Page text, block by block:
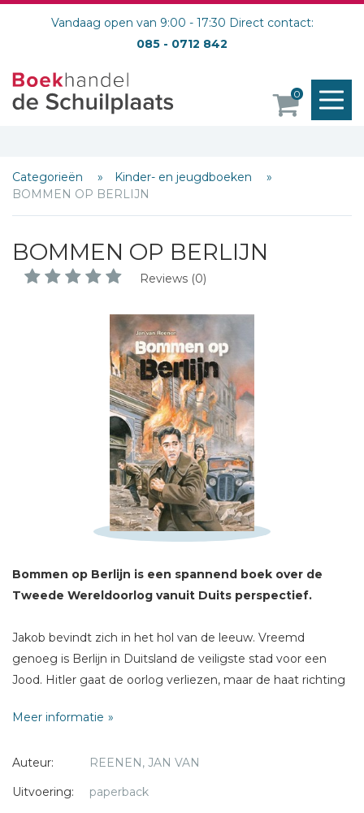
Vandaag open van 9:00 - 17:30 Direct contact:
085 - 0712 842
0
Categorieën
Kinder- en jeugdboeken
BOMMEN OP BERLIJN
BOMMEN OP BERLIJN
Reviews (0)
Bommen op Berlijn is een spannend boek over de
Tweede Wereldoorlog vanuit Duits perspectief.
Jakob bevindt zich in het hol van de leeuw. Vreemd
genoeg is Berlijn in Duitsland de veiligste stad voor een
Jood. Hitler gaat de oorlog verliezen, maar de haat richting
verschillende onderduikadressen. Maar als de
veranderen, kan hij niet anders dan als zwerver overleven.
Totdat hij in een schuilkelder belandt en daar een
Meer informatie
Auteur:
REENEN, JAN VAN
Uitvoering:
paperback
Schrijf hieronder je review!
Bericht *
* = verplicht